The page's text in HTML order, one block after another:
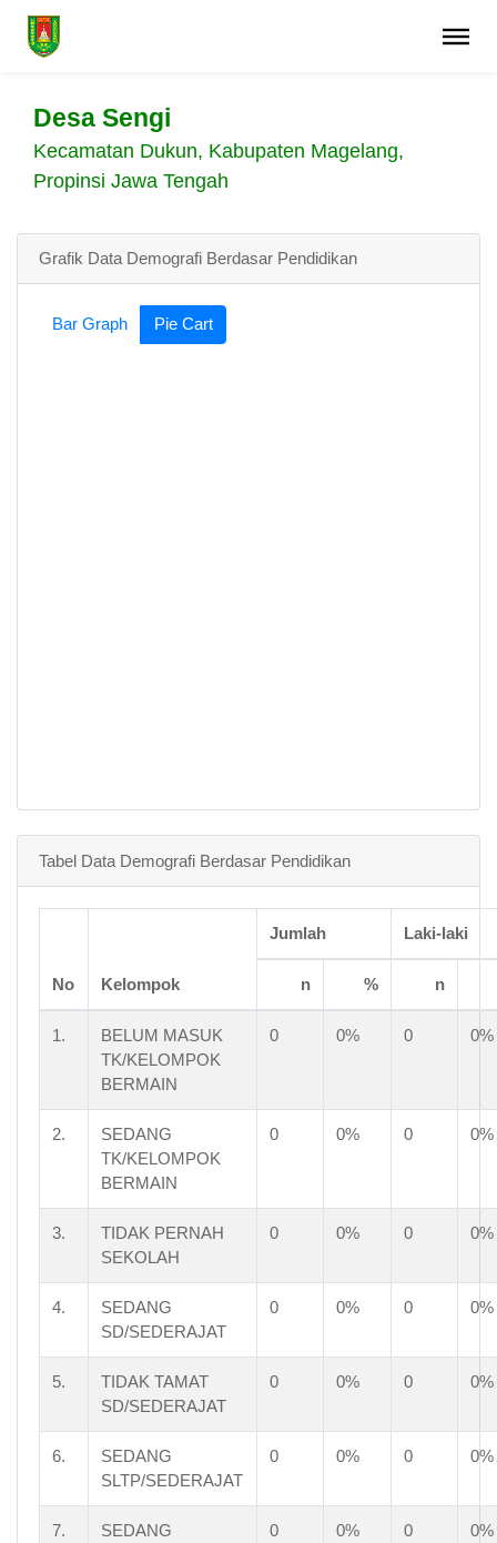
Desa Sengi
Kecamatan Dukun, Kabupaten Magelang,
Propinsi Jawa Tengah
Grafik Data Demografi Berdasar Pendidikan
Bar Graph Pie Cart
Tabel Data Demografi Berdasar Pendidikan
No Kelompok
Jumlah Laki-laki
n % n
1.
BELUM MASUK
TK/KELOMPOK
BERMAIN
0 0% 0 0%
2.
SEDANG
TK/KELOMPOK
BERMAIN
0 0% 0 0%
3.
TIDAK PERNAH
SEKOLAH
0 0% 0 0%
4.
SEDANG
SD/SEDERAJAT
0 0% 0 0%
5.
TIDAK TAMAT
SD/SEDERAJAT
0 0% 0 0%
6.
SEDANG
SLTP/SEDERAJAT
0 0% 0 0%
7.
SEDANG
0 0% 0 0%